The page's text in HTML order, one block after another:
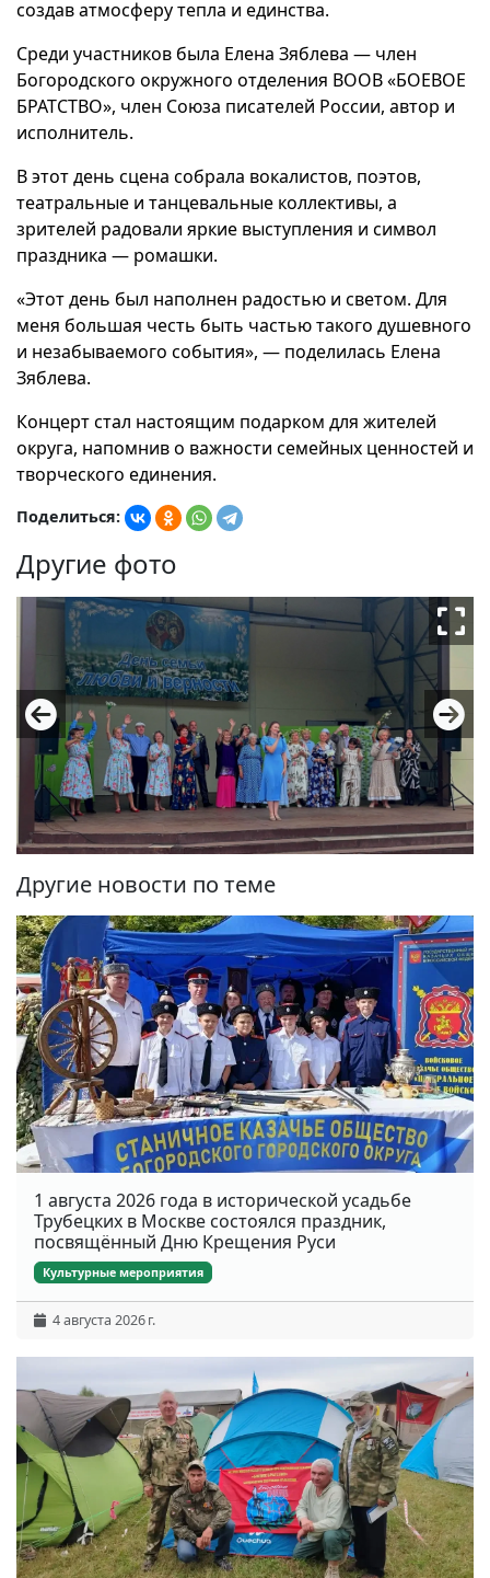
создав атмосферу тепла и единства.
Среди участников была Елена Зяблева — член
Богородского окружного отделения ВООВ «БОЕВОЕ
БРАТСТВО», член Союза писателей России, автор и
исполнитель.
В этот день сцена собрала вокалистов, поэтов,
театральные и танцевальные коллективы, а
зрителей радовали яркие выступления и символ
праздника — ромашки.
«Этот день был наполнен радостью и светом. Для
меня большая честь быть частью такого душевного
и незабываемого события», — поделилась Елена
Зяблева.
Концерт стал настоящим подарком для жителей
округа, напомнив о важности семейных ценностей и
творческого единения.
Поделиться:
Другие фото
Другие новости по теме
1 августа 2026 года в исторической усадьбе
Трубецких в Москве состоялся праздник,
посвящённый Дню Крещения Руси
Культурные мероприятия
4 августа 2026 г.